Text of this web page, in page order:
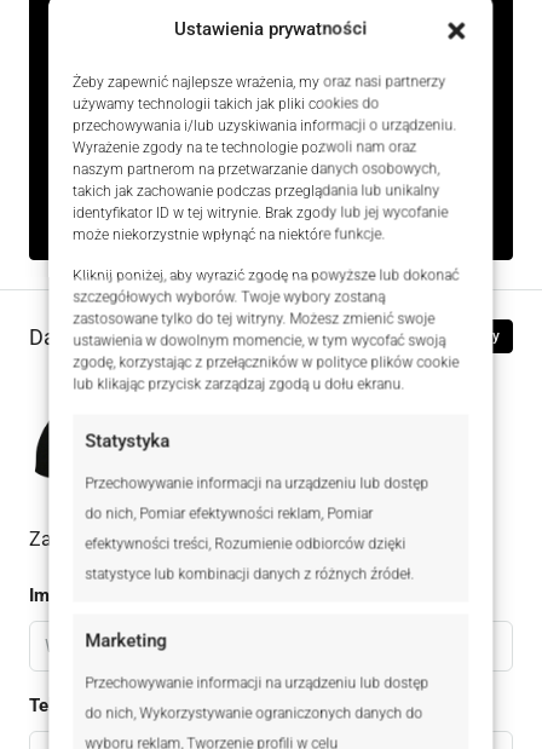
Ustawienia prywatności
Żeby zapewnić najlepsze wrażenia, my oraz nasi partnerzy
używamy technologii takich jak pliki cookies do
przechowywania i/lub uzyskiwania informacji o urządzeniu.
Wyrażenie zgody na te technologie pozwoli nam oraz
naszym partnerom na przetwarzanie danych osobowych,
takich jak zachowanie podczas przeglądania lub unikalny
identyfikator ID w tej witrynie. Brak zgody lub jej wycofanie
może niekorzystnie wpłynąć na niektóre funkcje.
Kliknij poniżej, aby wyrazić zgodę na powyższe lub dokonać
szczegółowych wyborów. Twoje wybory zostaną
zastosowane tylko do tej witryny. Możesz zmienić swoje
ustawienia w dowolnym momencie, w tym wycofać swoją
zgodę, korzystając z przełączników w polityce plików cookie
lub klikając przycisk zarządzaj zgodą u dołu ekranu.
Statystyka
Przechowywanie informacji na urządzeniu lub dostęp
do nich, Pomiar efektywności reklam, Pomiar
efektywności treści, Rozumienie odbiorców dzięki
statystyce lub kombinacji danych z różnych źródeł.
Marketing
Przechowywanie informacji na urządzeniu lub dostęp
do nich, Wykorzystywanie ograniczonych danych do
wyboru reklam, Tworzenie profili w celu
Typ
Domy, Nieruchomości
mieszkaniowe
Rodzaj Na sprzedaż
Dane kontaktowe Zobacz oferty
+48 577 634 157
Zadaj pytanie do oferty
Imię
Telefon